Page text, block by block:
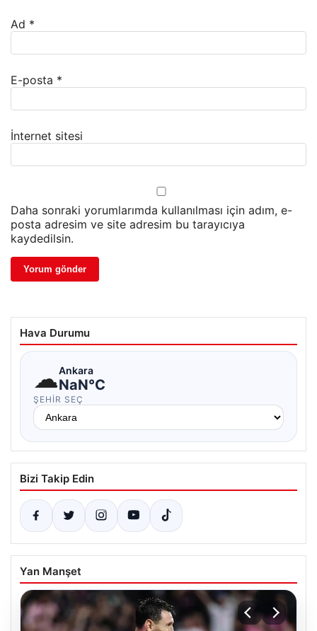
Ad *
E-posta *
İnternet sitesi
Daha sonraki yorumlarımda kullanılması için adım, e-
posta adresim ve site adresim bu tarayıcıya
kaydedilsin.
Hava Durumu
☁Ankara
NaN°C
ŞEHIR SEÇ
Bizi Takip Edin
Yan Manşet